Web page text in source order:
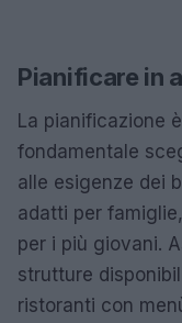
Pianificare in
La pianificazione
fondamentale
alle esigenze dei
adatti per
per i più giovani.
strutture
ristoranti con